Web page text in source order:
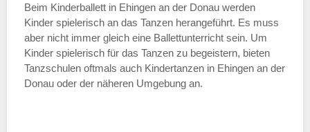
Samstag
—
Beim Kinderballett in Ehingen an der Donau werden
Kinder spielerisch an das Tanzen herangeführt. Es muss
aber nicht immer gleich eine Ballettunterricht sein. Um
Kinder spielerisch für das Tanzen zu begeistern, bieten
Tanzschulen oftmals auch Kindertanzen in Ehingen an der
Donau oder der näheren Umgebung an.